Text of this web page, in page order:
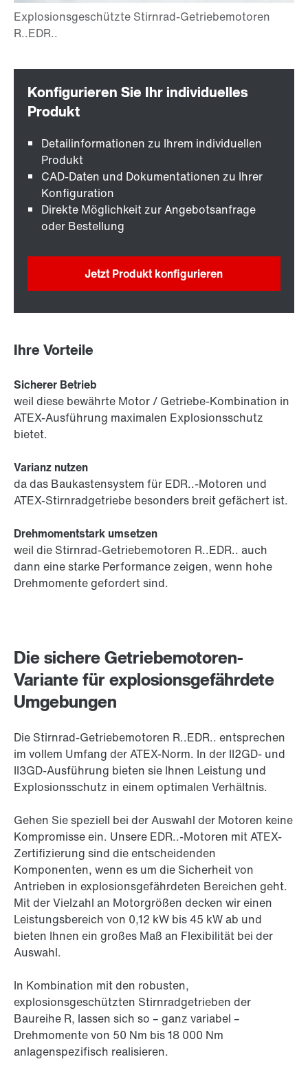
Die sichere Getriebemotoren-
Variante für explosionsgefährdete
Umgebungen
Die Stirnrad-Getriebemotoren R..EDR.. entsprechen
im vollem Umfang der ATEX-Norm. In der II2GD- und
II3GD-Ausführung bieten sie Ihnen Leistung und
Explosionsschutz in einem optimalen Verhältnis.
Gehen Sie speziell bei der Auswahl der Motoren keine
Kompromisse ein. Unsere EDR..-Motoren mit ATEX-
Zertifizierung sind die entscheidenden
Komponenten, wenn es um die Sicherheit von
Antrieben in explosionsgefährdeten Bereichen geht.
Mit der Vielzahl an Motorgrößen decken wir einen
Leistungsbereich von 0,12 kW bis 45 kW ab und
bieten Ihnen ein großes Maß an Flexibilität bei der
Auswahl.
In Kombination mit den robusten,
explosionsgeschützten Stirnradgetrieben der
Baureihe R, lassen sich so – ganz variabel –
Drehmomente von 50 Nm bis 18 000 Nm
anlagenspezifisch realisieren.
Detailinformationen zu Ihrem individuellen
Produkt
CAD-Daten und Dokumentationen zu Ihrer
Konfiguration
Direkte Möglichkeit zur Angebotsanfrage
oder Bestellung
Jetzt Produkt konfigurieren
Ihre Vorteile
Sicherer Betrieb
weil diese bewährte Motor / Getriebe-Kombination in
ATEX-Ausführung maximalen Explosionsschutz
bietet.
Varianz nutzen
da das Baukastensystem für EDR..-Motoren und
ATEX-Stirnradgetriebe besonders breit gefächert ist.
Drehmomentstark umsetzen
weil die Stirnrad-Getriebemotoren R..EDR.. auch
dann eine starke Performance zeigen, wenn hohe
Drehmomente gefordert sind.